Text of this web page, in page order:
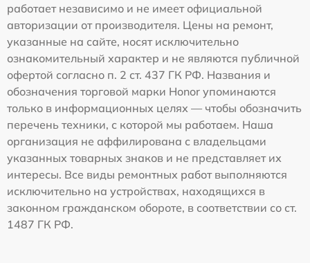
работает независимо и не имеет официальной
авторизации от производителя. Цены на ремонт,
указанные на сайте, носят исключительно
ознакомительный характер и не являются публичной
офертой согласно п. 2 ст. 437 ГК РФ. Названия и
обозначения торговой марки Honor упоминаются
только в информационных целях — чтобы обозначить
перечень техники, с которой мы работаем. Наша
организация не аффилирована с владельцами
указанных товарных знаков и не представляет их
интересы. Все виды ремонтных работ выполняются
исключительно на устройствах, находящихся в
законном гражданском обороте, в соответствии со ст.
1487 ГК РФ.